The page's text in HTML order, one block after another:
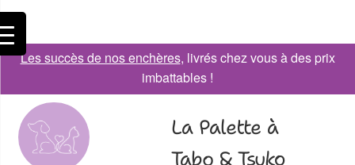
Les succès de nos enchères, livrés chez vous à des prix
imbattables !
La Palette à
Tabo & Tsuko